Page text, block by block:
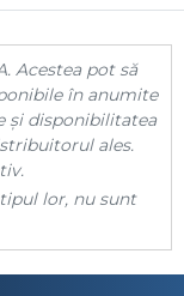
Acestea pot să
în anumite
și disponibilitatea
ales.
lor, nu sunt